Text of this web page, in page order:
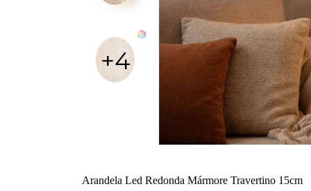
+4
Arandela Led Redonda Mármore Travertino 15cm